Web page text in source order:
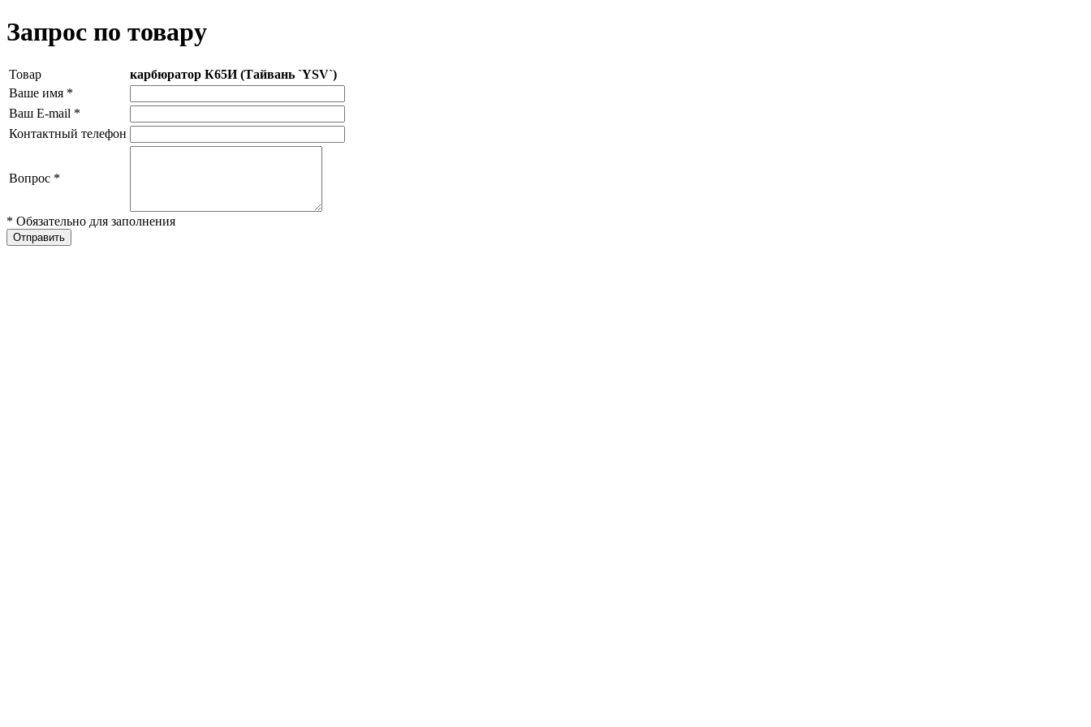
Запрос по товару
Товар
карбюратор К65И (Тайвань `YSV`)
Ваше имя *
Ваш E-mail *
Контактный телефон
Вопрос *
* Обязательно для заполнения
Отправить